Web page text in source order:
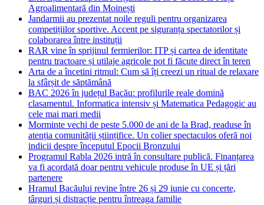
Agroalimentară din Moinești
Jandarmii au prezentat noile reguli pentru organizarea
competițiilor sportive. Accent pe siguranța spectatorilor și
colaborarea între instituții
RAR vine în sprijinul fermierilor: ITP și cartea de identitate
pentru tractoare și utilaje agricole pot fi făcute direct în teren
Arta de a încetini ritmul: Cum să îți creezi un ritual de relaxare
la sfârșit de săptămână
BAC 2026 în județul Bacău: profilurile reale domină
clasamentul. Informatica intensiv și Matematica Pedagogic au
cele mai mari medii
Morminte vechi de peste 5.000 de ani de la Brad, readuse în
atenția comunității științifice. Un colier spectaculos oferă noi
indicii despre începutul Epocii Bronzului
Programul Rabla 2026 intră în consultare publică. Finanțarea
va fi acordată doar pentru vehicule produse în UE și țări
partenere
Hramul Bacăului revine între 26 și 29 iunie cu concerte,
târguri și distracție pentru întreaga familie